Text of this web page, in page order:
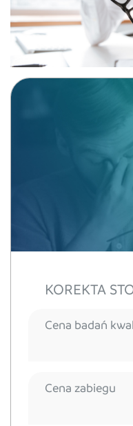
KOREKTA
Cena badań
Cena zabiegu